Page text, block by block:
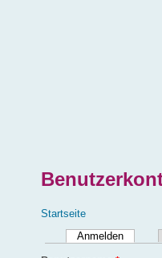
Sie sind hier
Startseite
Haupt-Reiter
Anmelden